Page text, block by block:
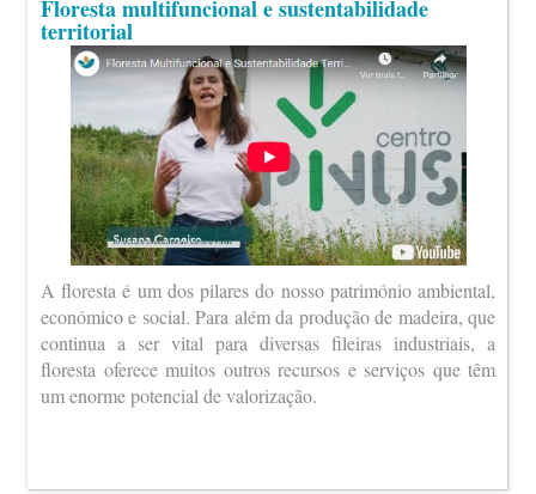
Floresta multifuncional e sustentabilidade
territorial
A floresta é um dos pilares do nosso património ambiental,
económico e social. Para além da produção de madeira, que
continua a ser vital para diversas fileiras industriais, a
floresta oferece muitos outros recursos e serviços que têm
um enorme potencial de valorização.